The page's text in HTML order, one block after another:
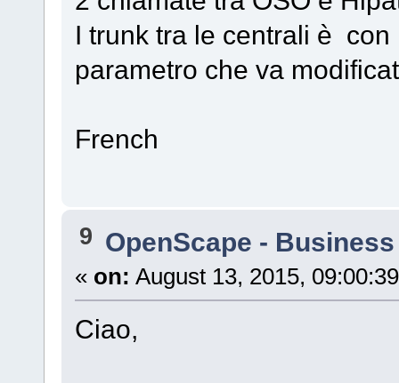
I trunk tra le centrali è
parametro che va
French
9 OpenScape - Business
« on: August 13, 2015,
Ciao,